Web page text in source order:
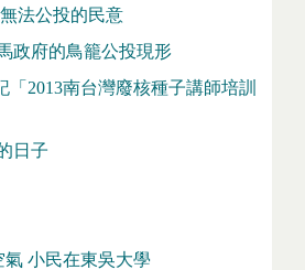
法公投的民意
政府的鳥籠公投現形
「2013南台灣廢核種子講師培訓
日子
氣 小民在東吳大學